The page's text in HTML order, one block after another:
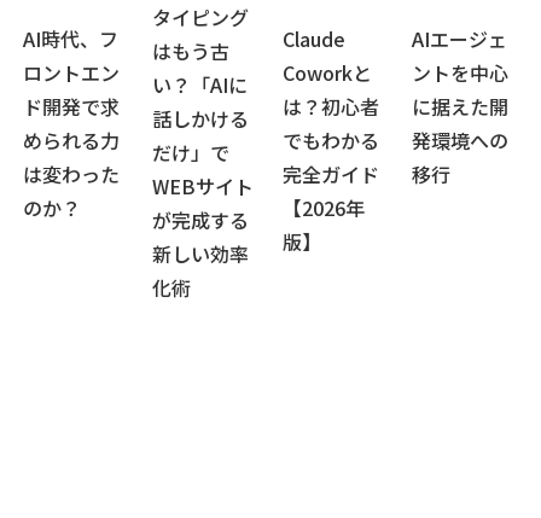
AI時代、フ
ロントエン
ド開発で求
められる力
は変わった
のか？
タイピング
はもう古
い？「AIに
話しかける
だけ」で
WEBサイト
が完成する
新しい効率
化術
Claude
Coworkと
は？初心者
でもわかる
完全ガイド
【2026年
版】
AIエージェ
ントを中心
に据えた開
発環境への
移行